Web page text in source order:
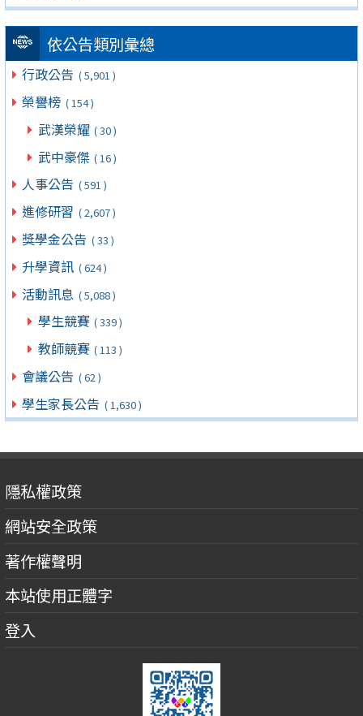
依公告類別彙總
行政公告 ( 5,901 )
榮譽榜 ( 154 )
武漢榮耀 ( 30 )
武中豪傑 ( 16 )
人事公告 ( 591 )
進修研習 ( 2,607 )
獎學金公告 ( 33 )
升學資訊 ( 624 )
活動訊息 ( 5,088 )
學生競賽 ( 339 )
教師競賽 ( 113 )
會議公告 ( 62 )
學生家長公告 ( 1,630 )
隱私權政策
網站安全政策
著作權聲明
本站使用正體字
登入